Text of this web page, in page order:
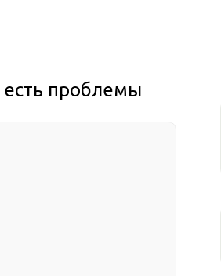
есть проблемы